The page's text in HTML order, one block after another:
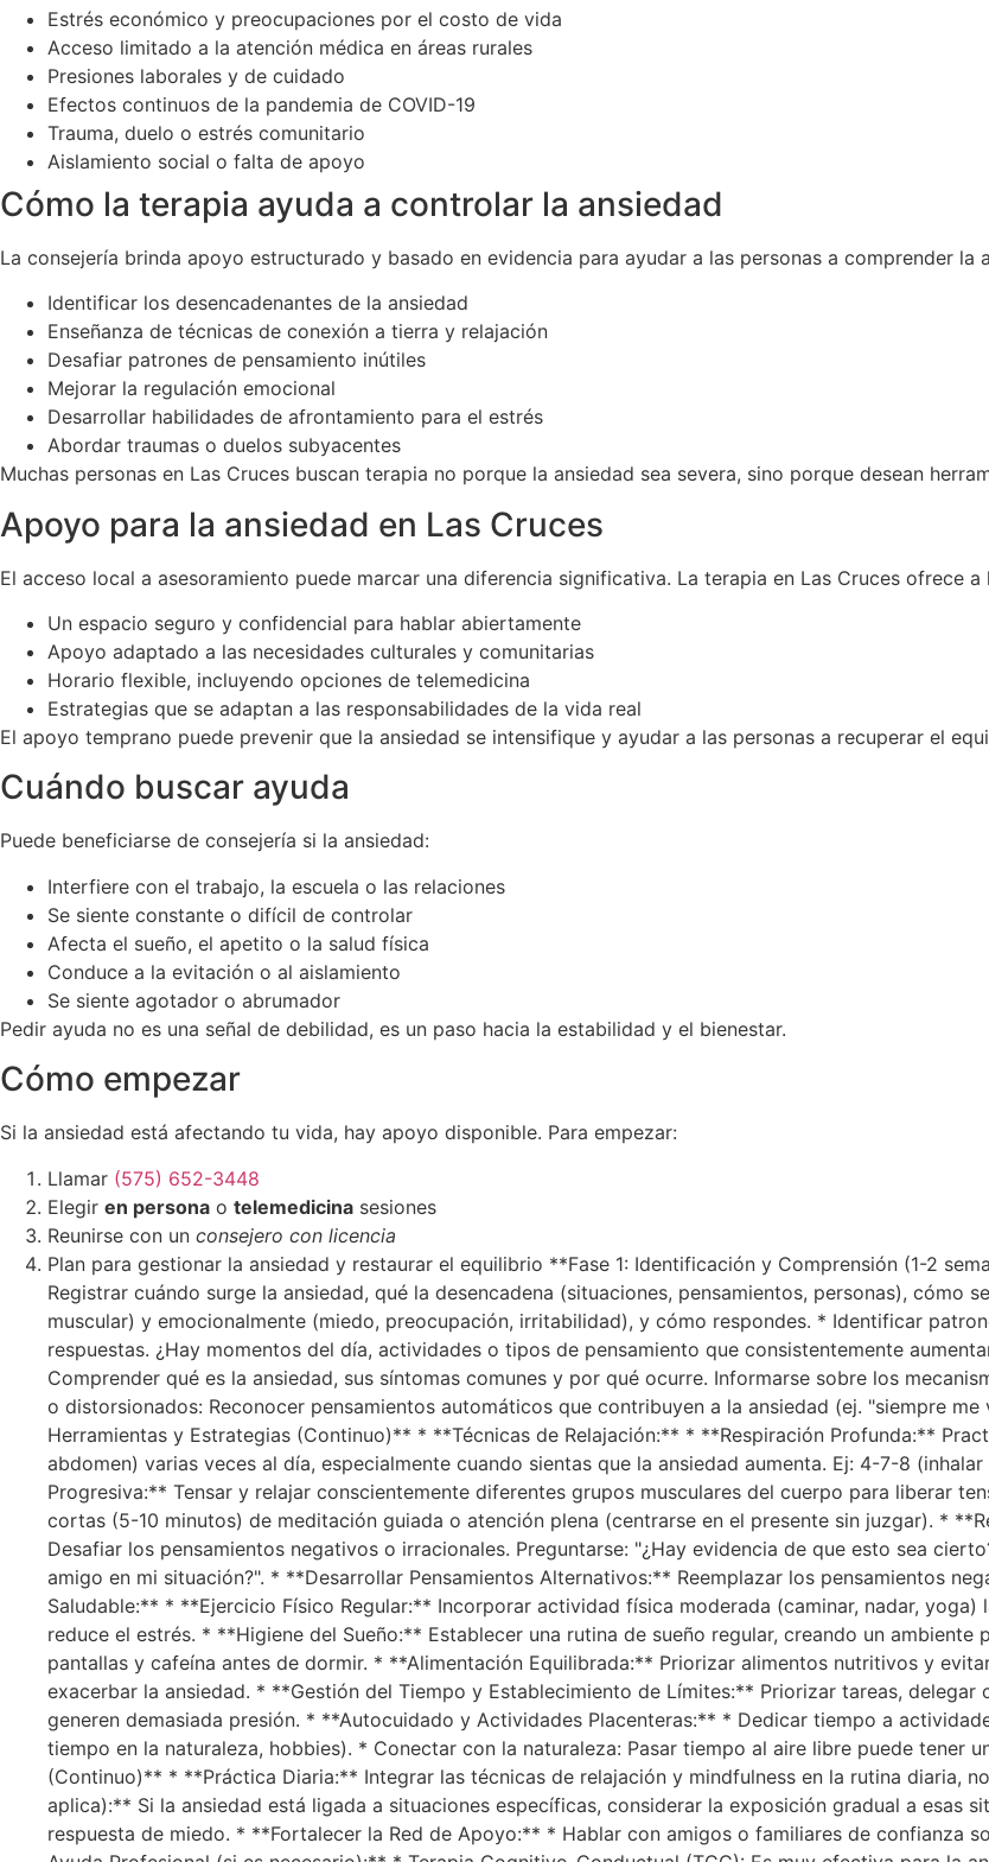
Estrés económico y preocupaciones por el costo de vida
Acceso limitado a la atención médica en áreas rurales
Presiones laborales y de cuidado
Efectos continuos de la pandemia de COVID-19
Trauma, duelo o estrés comunitario
Aislamiento social o falta de apoyo
Cómo la terapia ayuda a controlar la ansiedad
La consejería brinda apoyo estructurado y basado en evidencia para ayudar a las personas a comprender
Identificar los desencadenantes de la ansiedad
Enseñanza de técnicas de conexión a tierra y relajación
Desafiar patrones de pensamiento inútiles
Mejorar la regulación emocional
Desarrollar habilidades de afrontamiento para el estrés
Abordar traumas o duelos subyacentes
Muchas personas en Las Cruces buscan terapia no porque la ansiedad sea severa, sino porque desean
Apoyo para la ansiedad en Las Cruces
El acceso local a asesoramiento puede marcar una diferencia significativa. La terapia en Las Cruces ofrece a
Un espacio seguro y confidencial para hablar abiertamente
Apoyo adaptado a las necesidades culturales y comunitarias
Horario flexible, incluyendo opciones de telemedicina
Estrategias que se adaptan a las responsabilidades de la vida real
El apoyo temprano puede prevenir que la ansiedad se intensifique y ayudar a las personas a recuperar el
Cuándo buscar ayuda
Puede beneficiarse de consejería si la ansiedad:
Interfiere con el trabajo, la escuela o las relaciones
Se siente constante o difícil de controlar
Afecta el sueño, el apetito o la salud física
Conduce a la evitación o al aislamiento
Se siente agotador o abrumador
Pedir ayuda no es una señal de debilidad, es un paso hacia la estabilidad y el bienestar.
Cómo empezar
Si la ansiedad está afectando tu vida, hay apoyo disponible. Para empezar:
Llamar (575) 652-3448
Elegir en persona o telemedicina sesiones
Reunirse con un consejero con licencia
Plan para gestionar la ansiedad y restaurar el equilibrio **Fase 1: Identificación y Comprensión (1-2
Registrar cuándo surge la ansiedad, qué la desencadena (situaciones, pensamientos, personas), cómo
muscular) y emocionalmente (miedo, preocupación, irritabilidad), y cómo respondes. * Identificar
respuestas. ¿Hay momentos del día, actividades o tipos de pensamiento que consistentemente
Comprender qué es la ansiedad, sus síntomas comunes y por qué ocurre. Informarse sobre los
o distorsionados: Reconocer pensamientos automáticos que contribuyen a la ansiedad (ej. "siempre
Herramientas y Estrategias (Continuo)** * **Técnicas de Relajación:** * **Respiración Profunda:**
abdomen) varias veces al día, especialmente cuando sientas que la ansiedad aumenta. Ej: 4-7-8
Progresiva:** Tensar y relajar conscientemente diferentes grupos musculares del cuerpo para liberar
cortas (5-10 minutos) de meditación guiada o atención plena (centrarse en el presente sin juzgar). *
Desafiar los pensamientos negativos o irracionales. Preguntarse: "¿Hay evidencia de que esto sea
amigo en mi situación?". * **Desarrollar Pensamientos Alternativos:** Reemplazar los pensamientos
Saludable:** * **Ejercicio Físico Regular:** Incorporar actividad física moderada (caminar, nadar,
reduce el estrés. * **Higiene del Sueño:** Establecer una rutina de sueño regular, creando un
pantallas y cafeína antes de dormir. * **Alimentación Equilibrada:** Priorizar alimentos nutritivos y
exacerbar la ansiedad. * **Gestión del Tiempo y Establecimiento de Límites:** Priorizar tareas,
generen demasiada presión. * **Autocuidado y Actividades Placenteras:** * Dedicar tiempo a
tiempo en la naturaleza, hobbies). * Conectar con la naturaleza: Pasar tiempo al aire libre puede tener
(Continuo)** * **Práctica Diaria:** Integrar las técnicas de relajación y mindfulness en la rutina diaria,
aplica):** Si la ansiedad está ligada a situaciones específicas, considerar la exposición gradual a esas
respuesta de miedo. * **Fortalecer la Red de Apoyo:** * Hablar con amigos o familiares de confianza